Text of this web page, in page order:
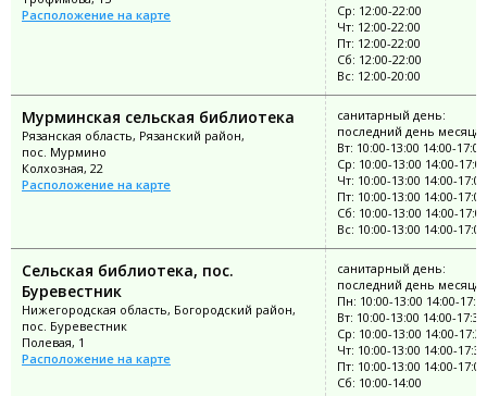
Расположение на карте
Ср: 12:00-22:00
Чт: 12:00-22:00
Пт: 12:00-22:00
Сб: 12:00-22:00
Вс: 12:00-20:00
Мурминская сельская библиотека
Рязанская область, Рязанский район,
пос. Мурмино
Колхозная, 22
Расположение на карте
санитарный день:
последний день месяца
Вт: 10:00-13:00 14:00-17:00
Ср: 10:00-13:00 14:00-17:00
Чт: 10:00-13:00 14:00-17:00
Пт: 10:00-13:00 14:00-17:00
Сб: 10:00-13:00 14:00-17:00
Вс: 10:00-13:00 14:00-17:00
Сельская библиотека, пос.
Буревестник
Нижегородская область, Богородский район,
пос. Буревестник
Полевая, 1
Расположение на карте
санитарный день:
последний день месяца
Пн: 10:00-13:00 14:00-
Вт: 10:00-13:00 14:00-17:30
Ср: 10:00-13:00 14:00-17:30
Чт: 10:00-13:00 14:00-17:30
Пт: 10:00-13:00 14:00-17:00
Сб: 10:00-14:00